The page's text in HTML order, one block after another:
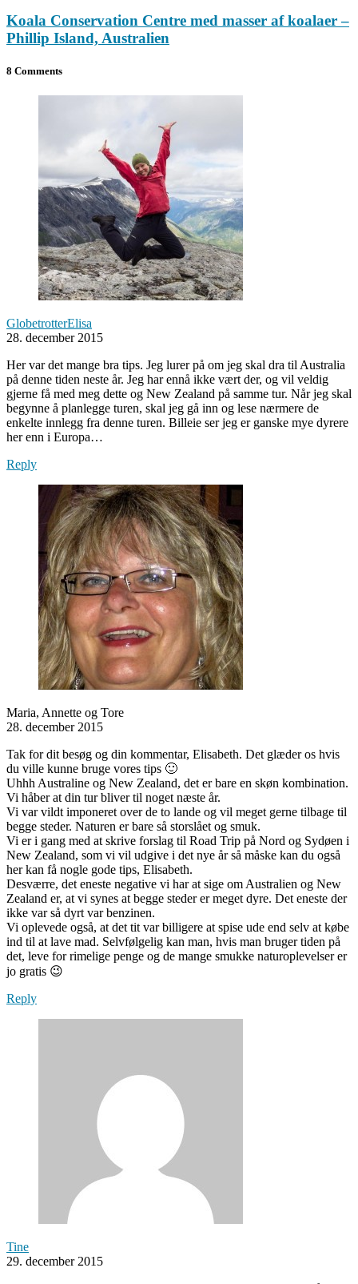
Koala Conservation Centre med masser af koalaer –
Phillip Island, Australien
8 Comments
GlobetrotterElisa
28. december 2015
Her var det mange bra tips. Jeg lurer på om jeg skal dra til Australia
på denne tiden neste år. Jeg har ennå ikke vært der, og vil veldig
gjerne få med meg dette og New Zealand på samme tur. Når jeg skal
begynne å planlegge turen, skal jeg gå inn og lese nærmere de
enkelte innlegg fra denne turen. Billeie ser jeg er ganske mye dyrere
her enn i Europa…
Reply
Maria, Annette og Tore
28. december 2015
Tak for dit besøg og din kommentar, Elisabeth. Det glæder os hvis
du ville kunne bruge vores tips 🙂
Uhhh Australine og New Zealand, det er bare en skøn kombination.
Vi håber at din tur bliver til noget næste år.
Vi var vildt imponeret over de to lande og vil meget gerne tilbage til
begge steder. Naturen er bare så storslået og smuk.
Vi er i gang med at skrive forslag til Road Trip på Nord og Sydøen i
New Zealand, som vi vil udgive i det nye år så måske kan du også
her kan få nogle gode tips, Elisabeth.
Desværre, det eneste negative vi har at sige om Australien og New
Zealand er, at vi synes at begge steder er meget dyre. Det eneste der
ikke var så dyrt var benzinen.
Vi oplevede også, at det tit var billigere at spise ude end selv at købe
ind til at lave mad. Selvfølgelig kan man, hvis man bruger tiden på
det, leve for rimelige penge og de mange smukke naturoplevelser er
jo gratis 😉
Reply
Tine
29. december 2015